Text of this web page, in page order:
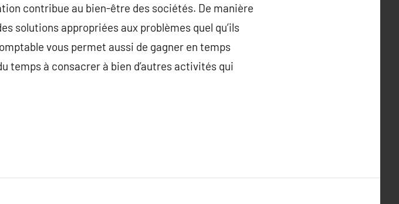
contribue au bien-être des sociétés. De manière
solutions appropriées aux problèmes quel qu’ils
vous permet aussi de gagner en temps
temps à consacrer à bien d’autres activités qui